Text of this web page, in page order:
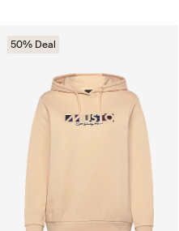
50% Deal